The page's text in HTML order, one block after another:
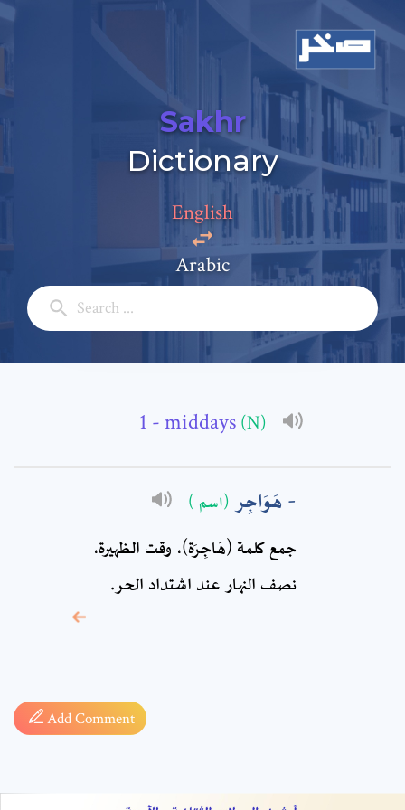
Sakhr
Dictionary
English
Arabic
- middays (N)
هَوَاجِر (اسم )
جمع كلمة (هَاجِرَة)، وقت الظهيرة،
نصف النهار عند اشتداد الحر.
Add Comment
Add a comment
Full Name: *
Comment: *